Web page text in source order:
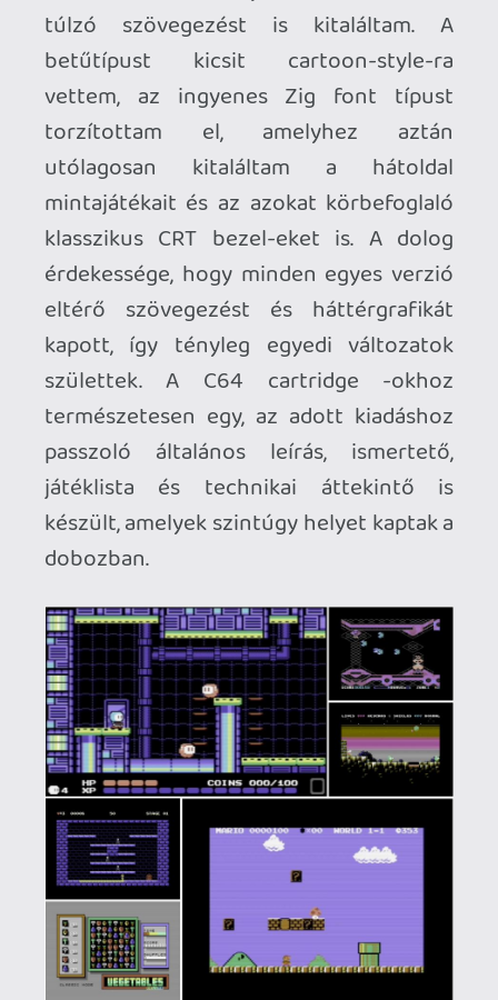
A sors fintora, hogy időközben az egyik,
sohasem használt és tényleg vadiúj C64-
em audio áramköre is bekrepált, amit
csak onnan tudtam meg, hogy gondolván
egyet kipróbáltam az egyik cartridge-al
és több más játékkal is a gépet mire
kiderült, hogy az egyik hangcsatorna
hiányzik… azóta már sikerült kimérnem,
hogy az egyik kondenzátor fáradás áll a
gép alaplapját is szerettem volna már
felújítani és néhány más kisebb DIY
projekthez is szükségem lett volna egy
segítő eszközre, így végül sok
tervezgetés után vásároltam végre
magamnak egy kiforrasztó állomást,
amivel jelentősen lerövidül a munka.
Egyrészt az egyik alaplapban memória és
logikai kapu processzorokat is ki kellene
forrasztani a javításhoz, másrészt – és ez
a fontosabb szempont – szeretnék
alapokon nyugvó klónt egy SixtyClone
képében, amelyhez a donorchipek egy
részét szintúgy ki kell majd forrasztanom
valahogy. Egy ún. vákuumos desoldering
stationnal ez kvázi gyerekjáték, úgyhogy
a következő projektem minden
bizonnyal egy átlátszó házba épített
gyönyörű piros/arany alaplapos és fekete
billentyűzetes masina lesz majd, amelybe
mindenféle FPGA-alapú bővítményt
beszerelek. (sztereó MixSid, beépített
Lumafix, S-Video output, FPGA PLA,
hűtésmodok és még sorolhatnám). De ez
már egy következő történet, egyelőre
most a legnagyobb öröm a Retroid